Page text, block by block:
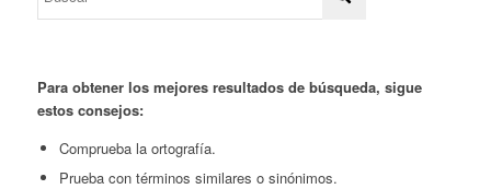
Para obtener los mejores resultados de búsqueda, sigue
estos consejos:
Comprueba la ortografía.
Prueba con términos similares o sinónimos.